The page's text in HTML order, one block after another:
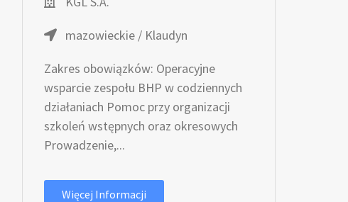
mazowieckie / Klaudyn
Zakres obowiązków: Operacyjne
wsparcie zespołu BHP w codziennych
działaniach Pomoc przy organizacji
szkoleń wstępnych oraz okresowych
Prowadzenie,...
Więcej Informacji